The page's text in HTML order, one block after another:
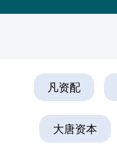
凡资配
大唐资本